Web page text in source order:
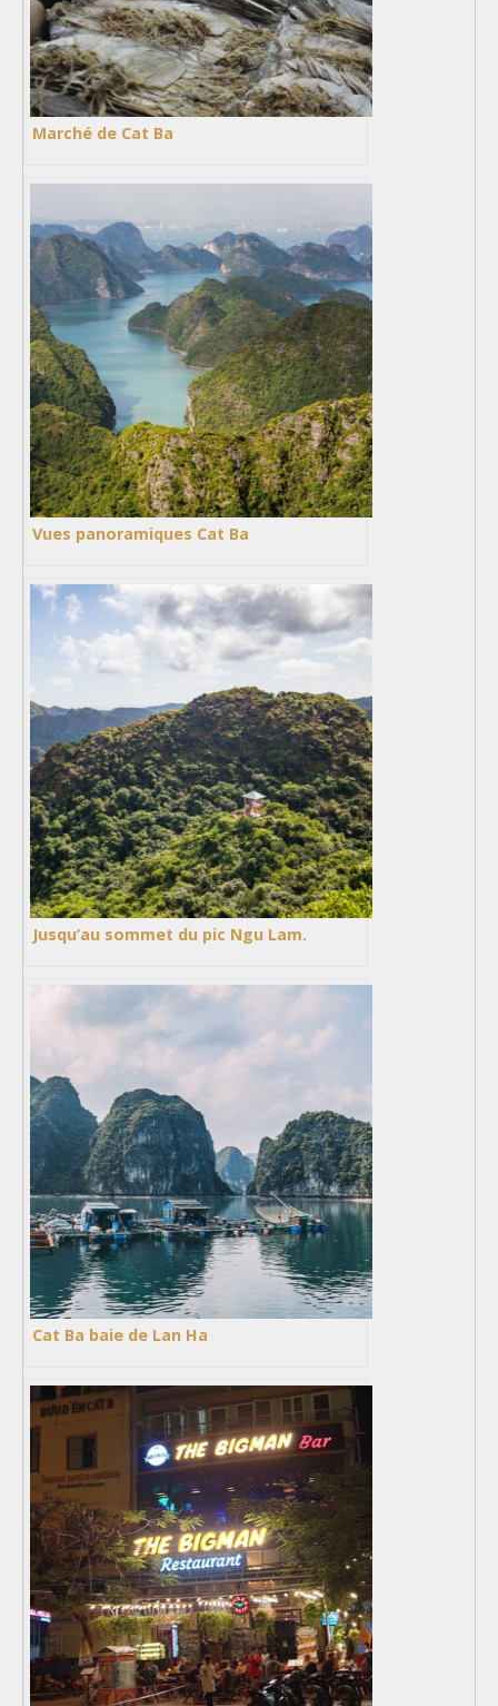
Marché de Cat Ba
Vues panoramiques Cat Ba
Jusqu’au sommet du pic Ngu Lam.
Cat Ba baie de Lan Ha